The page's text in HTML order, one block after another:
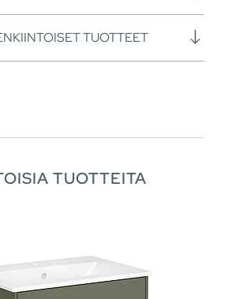
TUOTTEET
TUOTTEITA